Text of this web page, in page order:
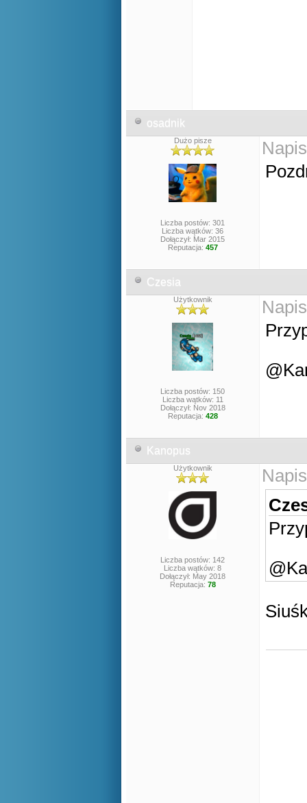
osadnik
Dużo pisze
Liczba postów: 301
Liczba wątków: 36
Dołączył: Mar 2015
Reputacja: 457
Czesia
Użytkownik
Liczba postów: 150
Liczba wątków: 11
Dołączył: Nov 2018
Reputacja: 428
Kanopus
Użytkownik
Liczba postów: 142
Liczba wątków: 8
Dołączył: May 2018
Reputacja: 78